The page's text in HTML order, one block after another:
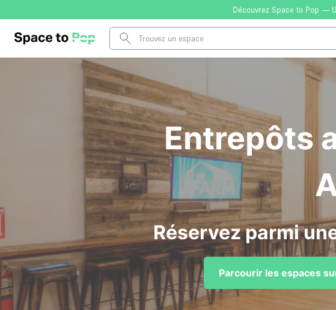
Découvrez Space to Pop —
Entrepôts
Réservez parmi
Parcourir les espaces